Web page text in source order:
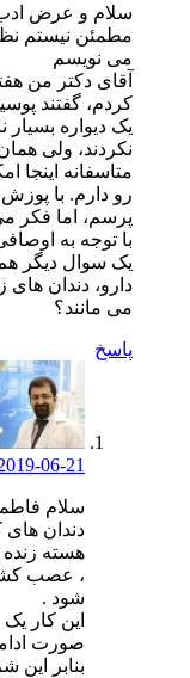
سلام و عرض
مطمئن نیستم
می نویسم
کردم، گفتند
یک دیواره
نکردند، ولی
متاسفانه
رو دارم. با
پرسم، اما فکر
با توجه به
یک سوال دیگر
دارو، دندان های
می مانند؟
پاسخ
2019-06-21 در
سلام
دندان
هسته زنده
، عصب
شود .
این کار
صورت
بنابر این